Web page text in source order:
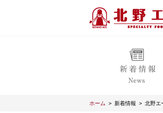
ホーム > 新着情報 > 北野エ